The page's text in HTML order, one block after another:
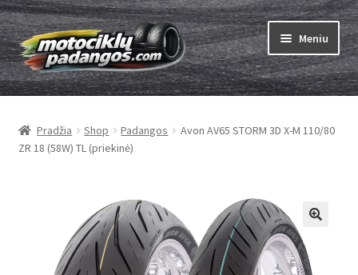
Pereiti
prie
meniu
Pereiti
prie
turinio
Meniu
Padangos
menu
Kameros
menu
Kaip užsisakyti
Pradžia Shop Padangos
Avon AV65 STORM 3D X-M 110/80
ZR 18 (58W) TL (priekinė)